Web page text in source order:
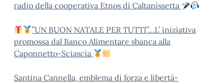
radio della cooperativa Etnos di Caltanissetta
”UN BUON NATALE PER TUTTI”…L’ iniziativa
promossa dal Banco Alimentare sbanca alla
Caponnetto-Sciascia
Santina Cannella, emblema di forza e libertà-